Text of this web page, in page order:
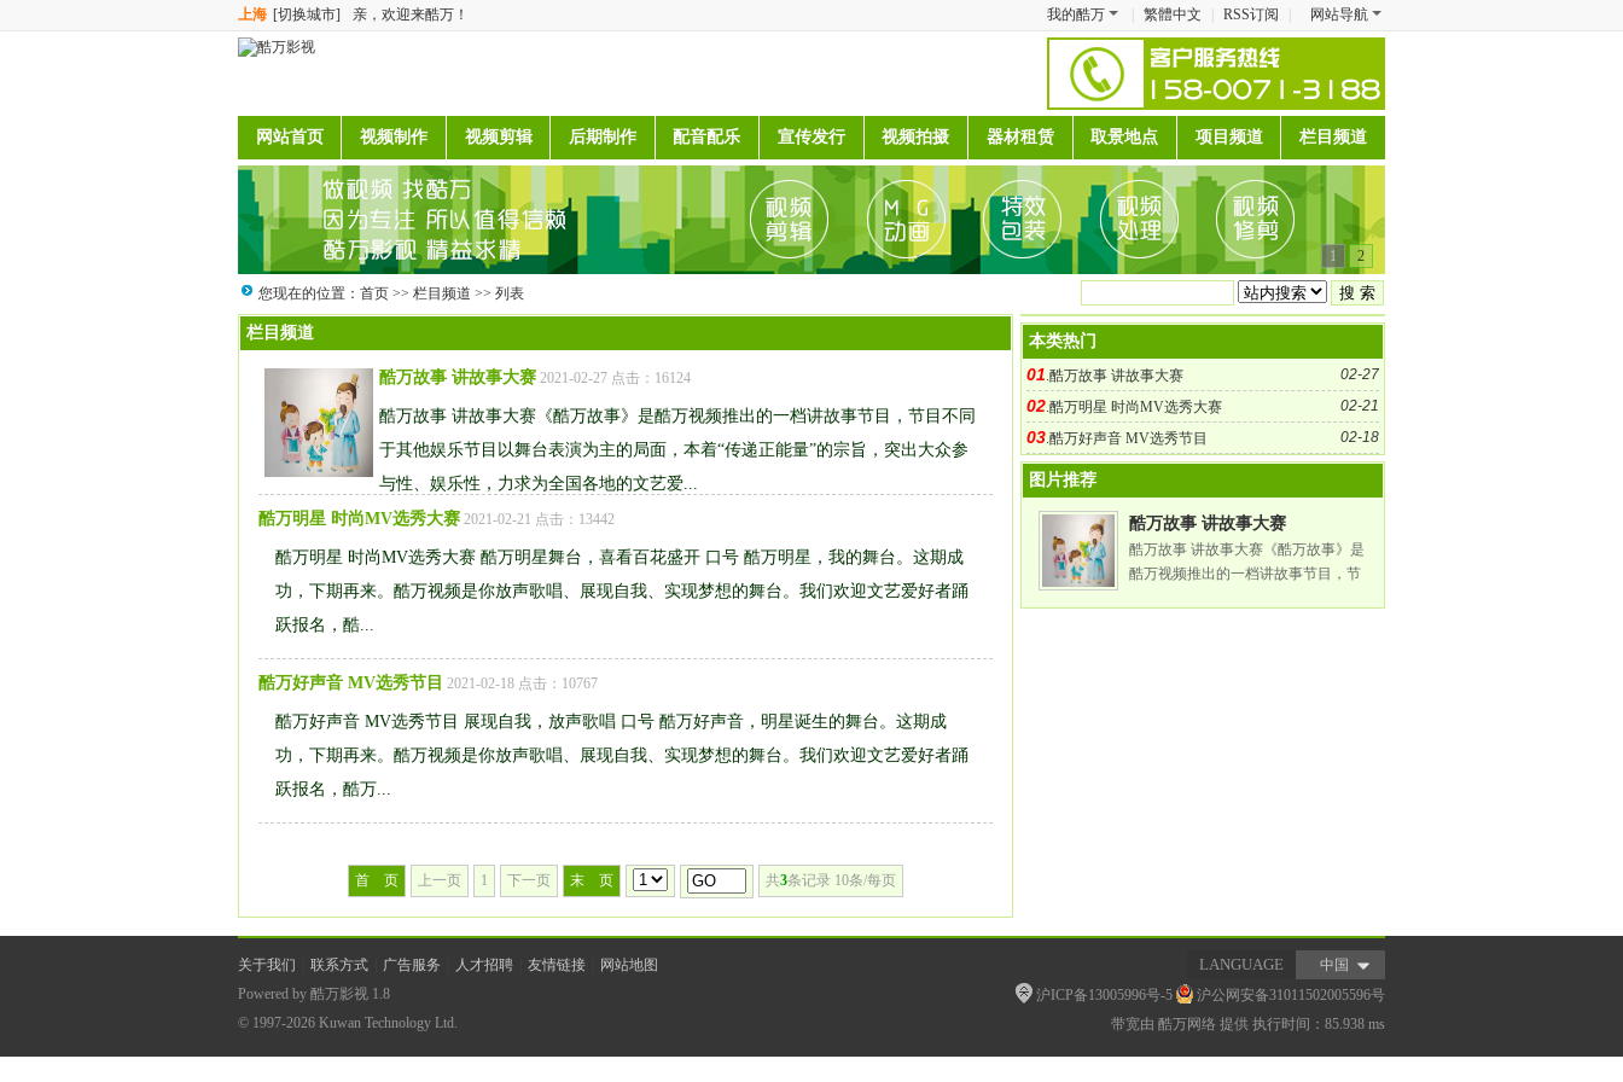
上海 [切换城市] 亲，欢迎来酷万！ 我的酷万 繁體中文 RSS订阅 网站导航
网站首页 视频制作 视频剪辑 后期制作 配音配乐 宣传发行 视频拍摄 器材租赁 取景地点 项目频道 栏目频道
1 2
您现在的位置： 首页 >> 栏目频道 >> 列表
栏目频道
酷万故事 讲故事大赛 2021-02-27 点击：16124
酷万故事 讲故事大赛《酷万故事》是酷万视频推出的一档讲故事节目，节目不同
于其他娱乐节目以舞台表演为主的局面，本着“传递正能量”的宗旨，突出大众参
与性、娱乐性，力求为全国各地的文艺爱...
酷万明星 时尚MV选秀大赛 2021-02-21 点击：13442
酷万明星 时尚MV选秀大赛 酷万明星舞台，喜看百花盛开 口号 酷万明星，我的舞台。这期成
功，下期再来。酷万视频是你放声歌唱、展现自我、实现梦想的舞台。我们欢迎文艺爱好者踊
跃报名，酷...
酷万好声音 MV选秀节目 2021-02-18 点击：10767
酷万好声音 MV选秀节目 展现自我，放声歌唱 口号 酷万好声音，明星诞生的舞台。这期成
功，下期再来。酷万视频是你放声歌唱、展现自我、实现梦想的舞台。我们欢迎文艺爱好者踊
跃报名，酷万...
首 页 上一页 1 下一页 末 页 共3条记录 10条/每页
本类热门
02-27
01.酷万故事 讲故事大赛
02-21
02.酷万明星 时尚MV选秀大赛
02-18
03.酷万好声音 MV选秀节目
图片推荐
酷万故事 讲故事大赛
酷万故事 讲故事大赛《酷万故事》是
酷万视频推出的一档讲故事节目，节
关于我们 联系方式 广告服务 人才招聘 友情链接 网站地图 LANGUAGE
中国
Powered by 酷万影视 1.8
© 1997-2026 Kuwan Technology Ltd.
沪ICP备13005996号-5
沪公网安备31011502005596号
带宽由 酷万网络 提供 执行时间：85.938 ms